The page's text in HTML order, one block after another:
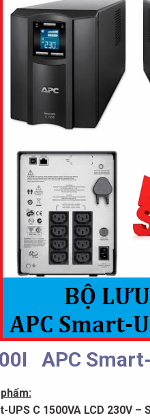
APC
UPS C 1500VA LCD 230V –